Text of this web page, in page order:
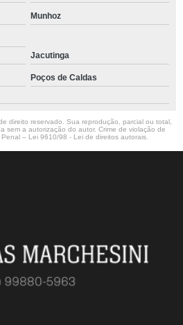
Munhoz
Jacutinga
Poços de Caldas
direito reservado. Sua reprodução, parcial ou total,
sem a autorização do autor. Crime de violação de
Penal – Lei 9610/98 - Lei de direitos autorais